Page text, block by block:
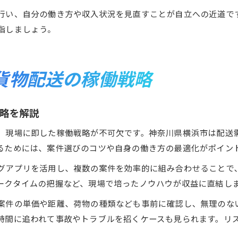
、自分の働き方や収入状況を見直すことが自立への近道
ましょう。
物配送の稼働戦略
を解説
場に即した稼働戦略が不可欠です。神奈川県横浜市は配
めには、案件選びのコツや自身の働き方の最適化がポイン
プリを活用し、複数の案件を効率的に組み合わせること
タイムの把握など、現場で培ったノウハウが収益に直結しま
の単価や距離、荷物の種類なども事前に確認し、無理の
間に追われて事故やトラブルを招くケースも見られます。